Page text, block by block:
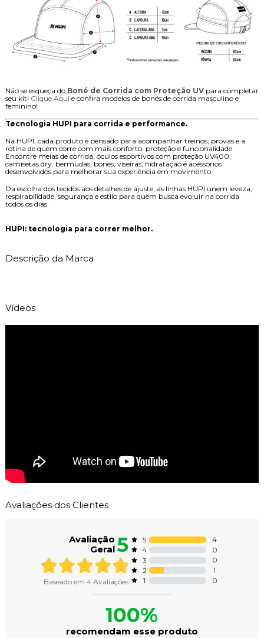
Não se esqueça do Boné de Corrida com Proteção UVpara completar
seu kit! Clique Aqui e confira modelos de bonés de corrida masculino e
feminino!
Tecnologia HUPI para corrida e performance.
Na HUPI, cada produto é pensado para acompanhar treinos, provas e a
rotina de quem corre com mais conforto, proteção e funcionalidade.
Encontre meias de corrida, óculos esportivos com proteção UV400,
camisetas dry, bermudas, bonés, viseiras, hidratação e acessórios
desenvolvidos para melhorar sua experiência em movimento.
Da escolha dos tecidos aos detalhes de ajuste, as linhas HUPI unem leveza,
respirabilidade, segurança e estilo para quem busca evoluir na corrida
todos os dias.
HUPI: tecnologia para correr melhor.
Descrição da Marca
Vídeos
Avaliações dos Clientes
Avaliação
Geral5
Baseado em 4Avaliações
5
4
4
0
3
0
2
1
1
0
100%
recomendam esse produto